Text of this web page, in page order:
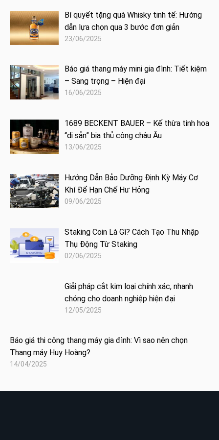
Bí quyết tặng quà Whisky tinh tế: Hướng
dẫn lựa chọn qua 3 bước đơn giản
23/06/2025
Báo giá thang máy mini gia đình: Tiết kiệm
– Sang trọng – Hiện đại
16/06/2025
1689 BECKENT BAUER – Kế thừa tinh hoa
“di sản” bia thủ công châu Âu
13/06/2025
Hướng Dẫn Bảo Dưỡng Định Kỳ Máy Cơ
Khí Để Hạn Chế Hư Hỏng
09/06/2025
Staking Coin Là Gì? Cách Tạo Thu Nhập
Thụ Động Từ Staking
02/06/2025
Giải pháp cắt kim loại chính xác, nhanh
chóng cho doanh nghiệp hiện đại
12/05/2025
Báo giá thi công thang máy gia đình: Vì sao nên chọn
Thang máy Huy Hoàng?
14/04/2025